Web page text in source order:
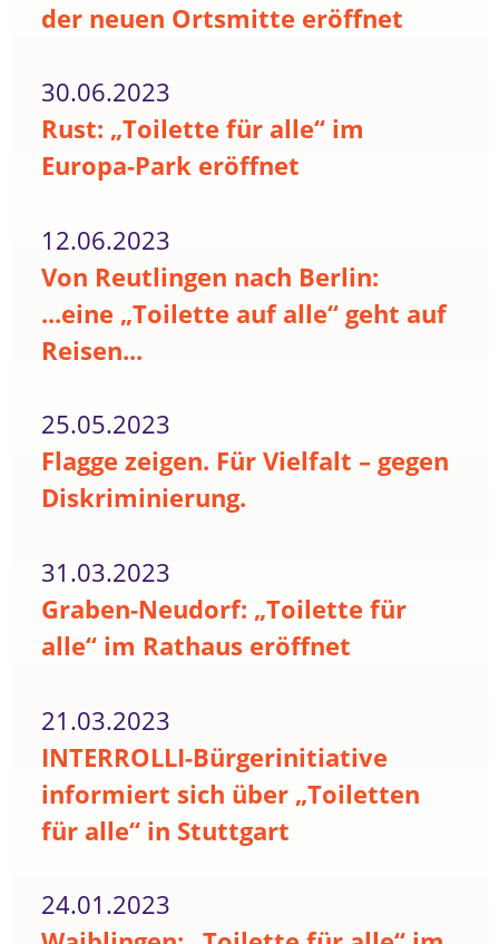
der neuen Ortsmitte eröffnet
30.06.2023
Rust: „Toilette für alle“ im
Europa-Park eröffnet
12.06.2023
Von Reutlingen nach Berlin:
...eine „Toilette auf alle“ geht auf
Reisen...
25.05.2023
Flagge zeigen. Für Vielfalt – gegen
Diskriminierung.
31.03.2023
Graben-Neudorf: „Toilette für
alle“ im Rathaus eröffnet
21.03.2023
INTERROLLI-Bürgerinitiative
informiert sich über „Toiletten
für alle“ in Stuttgart
24.01.2023